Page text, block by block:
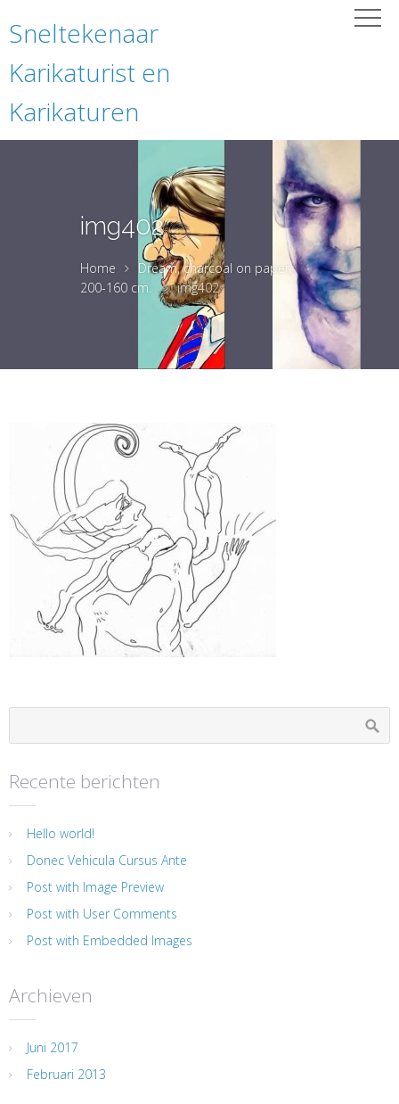
Sneltekenaar
Karikaturist en
Karikaturen
img402
Home
Dream, charcoal on paper,
200-160 cm.
img402
Recente berichten
Hello world!
Donec Vehicula Cursus Ante
Post with Image Preview
Post with User Comments
Post with Embedded Images
Archieven
Juni 2017
Februari 2013